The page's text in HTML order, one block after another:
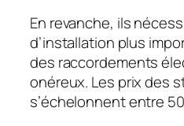
En revanche, ils
d’installation plus
des raccordements
onéreux. Les prix des
s’échelonnent entre